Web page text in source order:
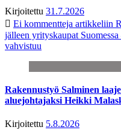
Kirjoitettu 31.7.2026
Ei kommentteja artikkeliin
jälleen yrityskaupat
vahvistuu
Rakennustyö Salminen
aluejohtajaksi Heikki
Kirjoitettu 5.8.2026